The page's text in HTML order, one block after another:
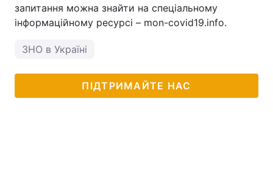
запитання можна знайти на спеціальному
інформаційному ресурсі – mon-covid19.info.
ЗНО в Україні
ПІДТРИМАЙТЕ НАС